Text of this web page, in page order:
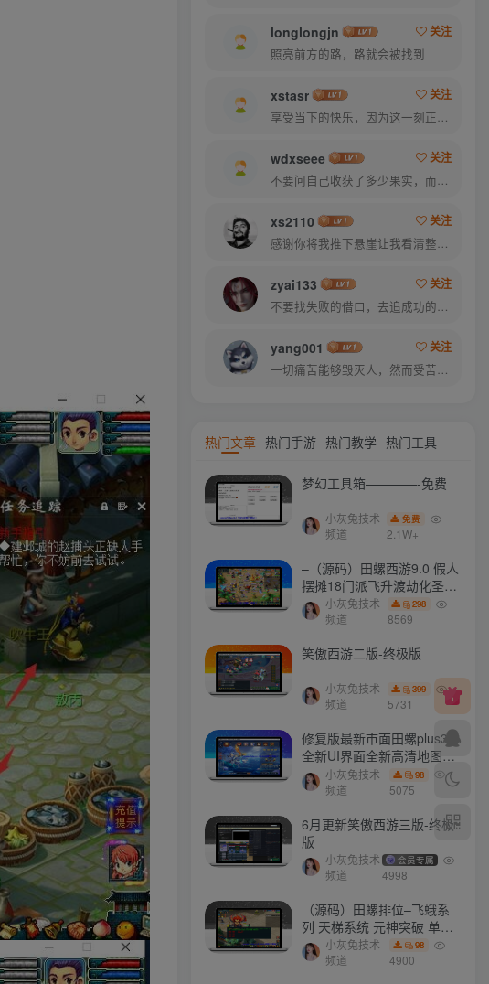
longlongjn
关注
照亮前方的路，路就会被找到
xstasr
关注
享受当下的快乐，因为这一刻正是你的人生
wdxseee
关注
不要问自己收获了多少果实，而是要问自己今天播种了多少种子
xs2110
关注
感谢你将我推下悬崖让我看清整片天空
zyai133
关注
不要找失败的借口，去追成功的理由
yang001
关注
一切痛苦能够毁灭人，然而受苦的人也能把痛苦消灭
热门文章 热门手游 热门教学 热门工具
梦幻工具箱————-免费
小灰兔技术
频道
免费
2.1W+
–（源码）田螺西游9.0 假人
摆摊18门派飞升渡劫化圣助
战最新BB谛听….
小灰兔技术
频道
298
8569
笑傲西游二版-终极版
小灰兔技术
频道
399
5731
修复版最新市面田螺plus3
全新UI界面全新高清地图18
门派 修复了后门ggeserver
打不开
小灰兔技术
频道
98
5075
6月更新笑傲西游三版-终极
版
小灰兔技术
频道
会员专属
4998
（源码）田螺排位–飞蛾系
列 天梯系统 元神突破 单机
免费 含GM工具
小灰兔技术
频道
98
4900